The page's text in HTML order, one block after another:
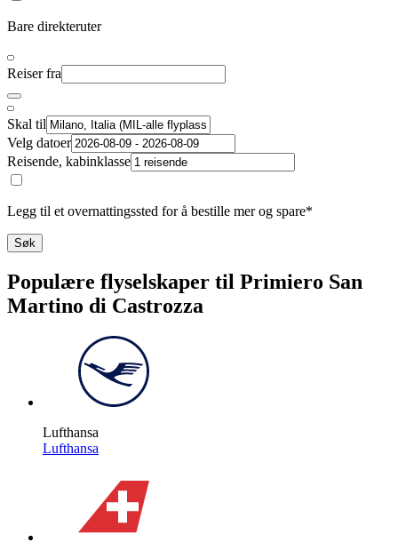
Bare direkteruter
Reiser fra
Skal til
Velg datoer
Reisende, kabinklasse
Legg til et overnattingssted for å bestille mer og spare*
Søk
Populære flyselskaper til Primiero San
Martino di Castrozza
Lufthansa
Lufthansa